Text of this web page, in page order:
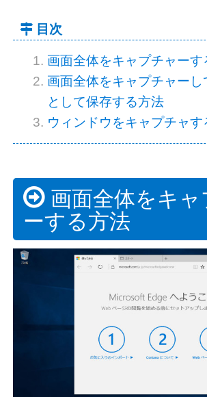
目次
画面全体をキャプチャーす
画面全体をキャプチャー
として保存する方法
ウィンドウをキャプチャす
画面全体をキャ
ーする方法